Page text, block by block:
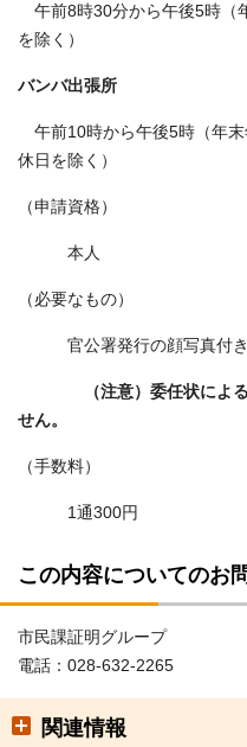
午前8時30分から午後5時（
を除く）
バンバ出張所
午前10時から午後5時（年
休日を除く）
（申請資格）
本人
（必要なもの）
官公署発行の顔写真付き
（注意）委任状によ
せん。
（手数料）
1通300円
この内容についてのお
市民課証明グループ
電話：028-632-2265
関連情報